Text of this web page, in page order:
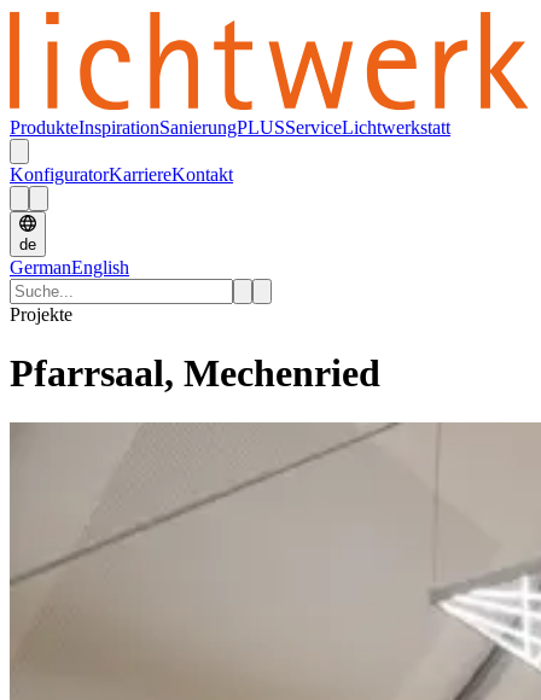
ProdukteInspirationSanierungPLUSServiceLichtwerkstatt
KonfiguratorKarriereKontakt
de
GermanEnglish
Projekte
Pfarrsaal, Mechenried